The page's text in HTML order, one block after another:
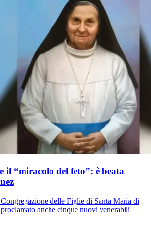
il “miracolo del feto”: è beata
delle Figlie di Santa Maria di
anche cinque nuovi venerabili